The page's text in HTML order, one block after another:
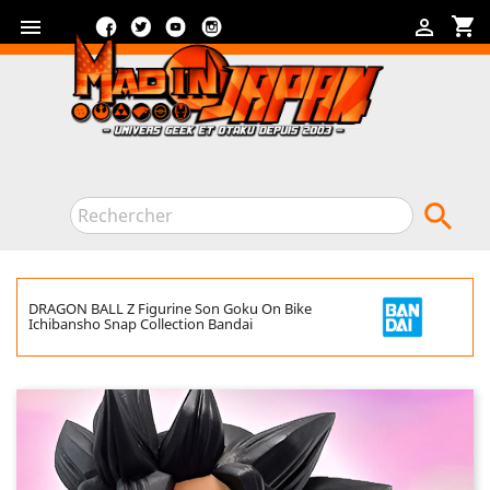
 shopping_cart

FacebookTwitterYouTube

DRAGON BALL Z Figurine Son Goku On Bike
Ichibansho Snap Collection Bandai